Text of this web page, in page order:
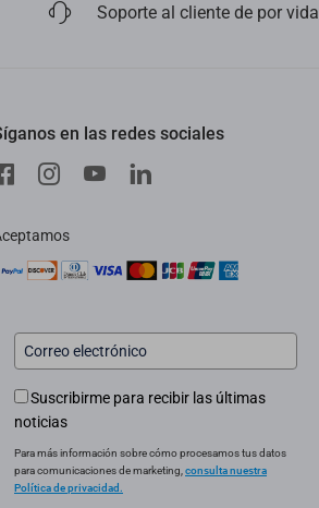
Soporte al cliente de por vida
en las redes sociales
Suscribirme para recibir las últimas
noticias
Para más información sobre cómo procesamos tus datos
para comunicaciones de marketing, consulta nuestra
Política de privacidad.